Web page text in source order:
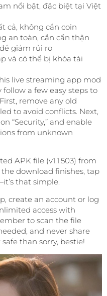
nổi bật, đặc biệt tại Việt
cả, không cần coin
an toàn, cần cẩn thận
giảm rủi ro
và có thể bị khóa tài
live streaming app mod
a few easy steps to
remove any old
to avoid conflicts. Next,
“Security,” and enable
from unknown
APK file (v1.1.503) from
download finishes, tap
that simple.
create an account or log
access with
to scan the file
and never share
than sorry, bestie!